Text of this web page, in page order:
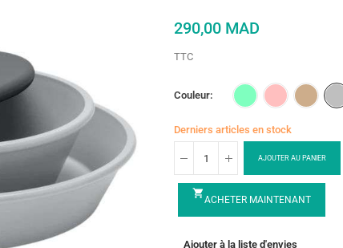
290,00 MAD
TTC
Couleur
Derniers articles en stock
AJOUTER AU PANIER
shopping_cart
ACHETER MAINTENANT
Ajouter à la liste d'envies